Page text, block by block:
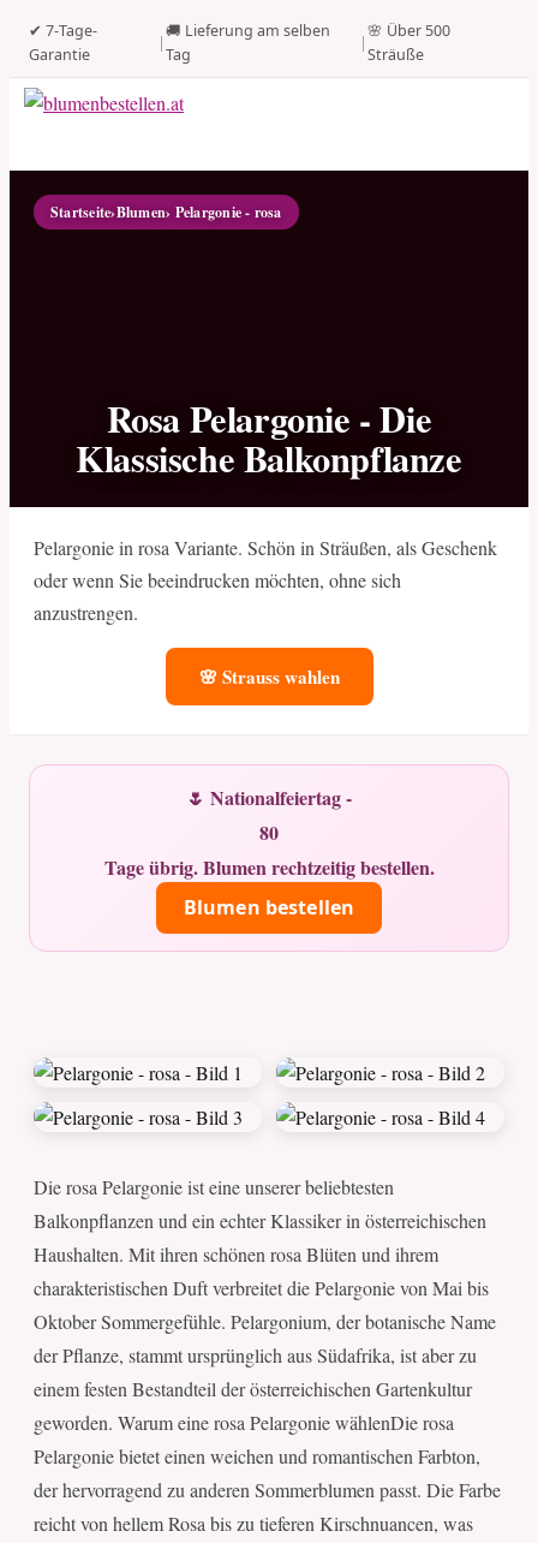
✔ 7-Tage-
Garantie
|
🚚 Lieferung am selben
Tag
|
🌸 Über 500
Sträuße
Startseite›Blumen› Pelargonie - rosa
Rosa Pelargonie - Die
Klassische Balkonpflanze
Pelargonie in rosa Variante. Schön in Sträußen, als Geschenk
oder wenn Sie beeindrucken möchten, ohne sich
anzustrengen.
🌸 Strauss wahlen
🌷 Nationalfeiertag -
80
Tage übrig. Blumen rechtzeitig bestellen.
Blumen bestellen
Die rosa Pelargonie ist eine unserer beliebtesten
Balkonpflanzen und ein echter Klassiker in österreichischen
Haushalten. Mit ihren schönen rosa Blüten und ihrem
charakteristischen Duft verbreitet die Pelargonie von Mai bis
Oktober Sommergefühle. Pelargonium, der botanische Name
der Pflanze, stammt ursprünglich aus Südafrika, ist aber zu
einem festen Bestandteil der österreichischen Gartenkultur
geworden. Warum eine rosa Pelargonie wählenDie rosa
Pelargonie bietet einen weichen und romantischen Farbton,
der hervorragend zu anderen Sommerblumen passt. Die Farbe
reicht von hellem Rosa bis zu tieferen Kirschnuancen, was